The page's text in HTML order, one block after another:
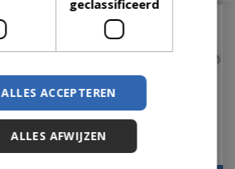
geclassificeerd
ALLES ACCEPTEREN
ALLES AFWIJZEN